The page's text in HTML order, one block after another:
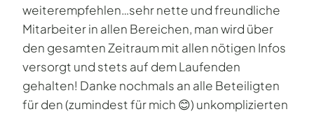
weiterempfehlen…sehr nette und freundliche
Mitarbeiter in allen Bereichen, man wird über
den gesamten Zeitraum mit allen nötigen Infos
versorgt und stets auf dem Laufenden
gehalten! Danke nochmals an alle Beteiligten
für den (zumindest für mich 😊) unkomplizierten